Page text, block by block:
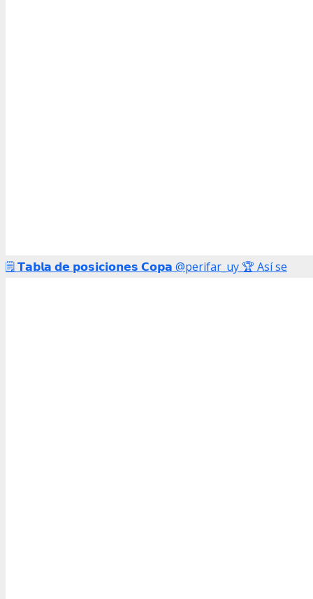
🗒️ 𝗧𝗮𝗯𝗹𝗮 𝗱𝗲 𝗽𝗼𝘀𝗶𝗰𝗶𝗼𝗻𝗲𝘀 𝗖𝗼𝗽𝗮 @perifar_uy 🏆 Así se